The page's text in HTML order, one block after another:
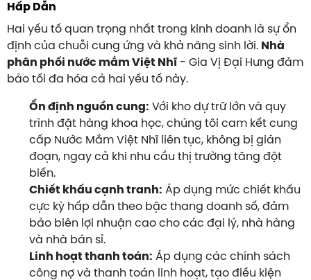
Hấp Dẫn
Hai yếu tố quan trọng nhất trong kinh doanh là sự ổn
định của chuỗi cung ứng và khả năng sinh lời. Nhà
phân phối nước mắm Việt Nhĩ - Gia Vị Đại Hưng đảm
bảo tối đa hóa cả hai yếu tố này.
Ổn định nguồn cung: Với kho dự trữ lớn và quy
trình đặt hàng khoa học, chúng tôi cam kết cung
cấp Nước Mắm Việt Nhĩ liên tục, không bị gián
đoạn, ngay cả khi nhu cầu thị trường tăng đột
biến.
Chiết khấu cạnh tranh: Áp dụng mức chiết khấu
cực kỳ hấp dẫn theo bậc thang doanh số, đảm
bảo biên lợi nhuận cao cho các đại lý, nhà hàng
và nhà bán sỉ.
Linh hoạt thanh toán: Áp dụng các chính sách
công nợ và thanh toán linh hoạt, tạo điều kiện